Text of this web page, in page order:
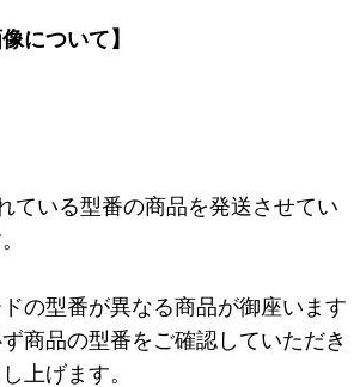
について】
ている型番の商品を発送させてい
の型番が異なる商品が御座います
商品の型番をご確認していただき
上げます。